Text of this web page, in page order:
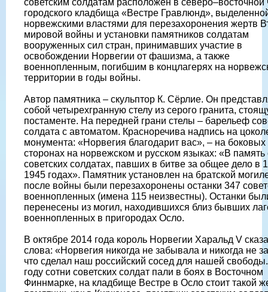
советским солдатам расположен в северо–восточной
городского кладбища «Вестре Гравлюнд»,
норвежскими властями для перезахоронения жертв
мировой войны и установки памятников солдатам
вооруженных сил стран, принимавших участие в
освобождении Норвегии от фашизма, а также
военнопленным, погибшим в концлагерях на
территории в годы войны.
Автор памятника – скульптор К. Сёрлие. Он
собой четырехгранную стелу из серого гранита,
постаменте. На передней грани стелы – барельеф
солдата с автоматом. Красноречива надпись на
монумента: «Норвегия благодарит вас», – на боковых
сторонах на норвежском и русском языках: «В память
советских солдатах, павших в битве за общее дело в
1945 годах». Памятник установлен на братской
после войны были перезахоронены останки 347
военнопленных (имена 115 неизвестны). Останки
перенесены из могил, находившихся близ бывших
военнопленных в пригородах Осло.
В октябре 2014 года король Норвегии Харальд V
слова: «Норвегия никогда не забывала и никогда не
что сделал наш российский сосед для нашей
году сотни советских солдат пали в боях в Восточном
Финнмарке, на кладбище Вестре в Осло стоит такой